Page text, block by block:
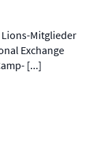
Lions-Mitglieder
Exchange
[...]